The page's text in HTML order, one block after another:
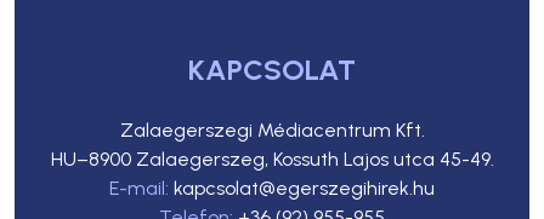
KAPCSOLAT
Zalaegerszegi Médiacentrum Kft.
HU–8900 Zalaegerszeg, Kossuth Lajos utca 45-49.
E-mail: kapcsolat@egerszegihirek.hu